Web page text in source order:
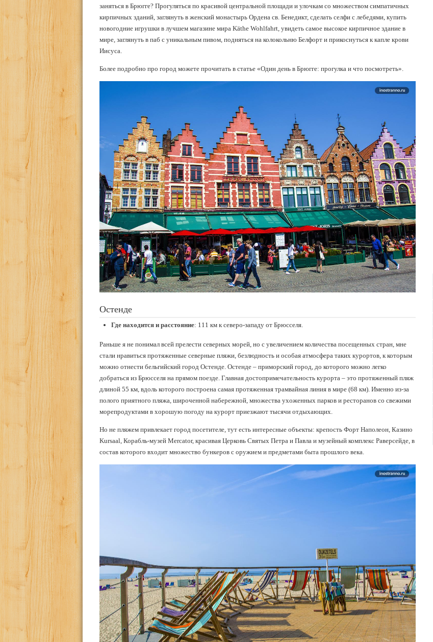
заняться в Брюгге? Прогуляться по красивой центральной площади и улочкам со множеством симпатичных
кирпичных зданий, заглянуть в женский монастырь Ордена св. Бенедикт, сделать селфи с лебедями, купить
новогодние игрушки в лучшем магазине мира Käthe Wohlfahrt, увидеть самое высокое кирпичное здание в
мире, заглянуть в паб с уникальным пивом, подняться на колокольню Белфорт и прикоснуться к капле крови
Иисуса.
Более подробно про город можете прочитать в статье «Один день в Брюгге: прогулка и что посмотреть».
Остенде
Где находится и расстояние: 111 км к северо-западу от Брюсселя.
Раньше я не понимал всей прелести северных морей, но с увеличением количества посещенных стран, мне
стали нравиться протяженные северные пляжи, безлюдность и особая атмосфера таких курортов, к которым
можно отнести бельгийский город Остенде. Остенде – приморский город, до которого можно легко
добраться из Брюсселя на прямом поезде. Главная достопримечательность курорта – это протяженный пляж
длиной 55 км, вдоль которого построена самая протяженная трамвайная линия в мире (68 км). Именно из-за
полого приятного пляжа, широченной набережной, множества ухоженных парков и ресторанов со свежими
морепродуктами в хорошую погоду на курорт приезжают тысячи отдыхающих.
Но не пляжем привлекает город посетителе, тут есть интересные объекты: крепость Форт Наполеон, Казино
Kursaal, Корабль-музей Mercator, красивая Церковь Святых Петра и Павла и музейный комплекс Раверсейде, в
состав которого входит множество бункеров с оружием и предметами быта прошлого века.